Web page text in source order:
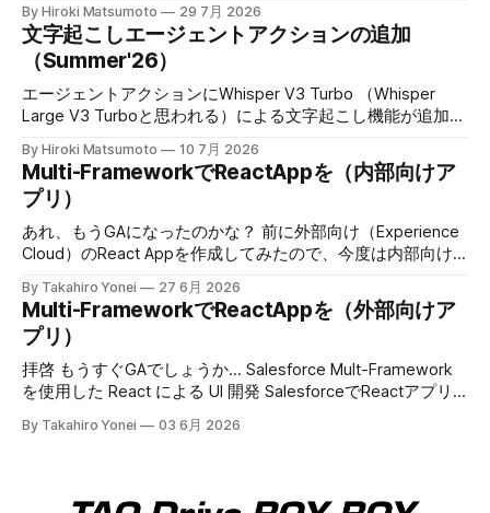
available starting June 3, 2026. Develop React Apps with
Salesforce Multi-Framework (Generally Available)
When: This feature is generally available starting July 9,
2026. Get Record Data in Your React Apps with Data SDK
and
By Hiroki Matsumoto 29 7月 2026
文字起こしエージェントアクションの追加
（Summer'26）
エージェントアクションにWhisper V3 Turbo （Whisper
Large V3 Turboと思われる）による文字起こし機能が追加。
5MB未満 * 話者識別やタイムスタンプはない。 電話音声だ
と帯域狭いから、適切な前処理すれば50分ぐらいいけるか
も。MP3 64Kbpsだと10分ほどの計算になる。 Choose a
Transcription Model for the Speech to Text Agent Action
Use the Transcription Model parameter on the Speech to
Text action to control which model converts audio to text.
Choose the model
By Hiroki Matsumoto 10 7月 2026
Multi-FrameworkでReactAppを（内部向けア
プリ）
あれ、もうGAになったのかな？ 前に外部向け（Experience
Cloud）のReact Appを作成してみたので、今度は内部向け
のか試してみよう。 内部向けのsfdxプロジェクトを作成 今
回は --template に reactinternalapp を指定する $ sf
template generate project --name wkInReactApp --
template reactinternalapp npmパッケージのインストール＆
ビルド READMEにある通りに、作成したプロジェクトのルー
トディレクトリで、以下を実行する $ npm install $ npm run
sf-project-setup > @salesforce/ui-bundle-template-base-
By Takahiro Yonei 27 6月 2026
Multi-FrameworkでReactAppを（外部向けア
プリ）
拝啓 もうすぐGAでしょうか... Salesforce Mult-Framework
を使用した React による UI 開発 SalesforceでReactアプリ
してみます。 以下、ご参考 GitHub -
collection of easy-to-digest code examples for React on
By Takahiro Yonei 03 6月 2026